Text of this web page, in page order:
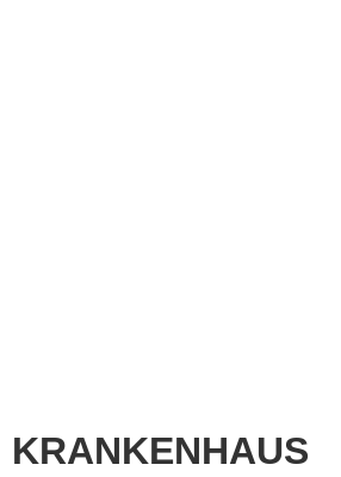
KRANKENHAUS